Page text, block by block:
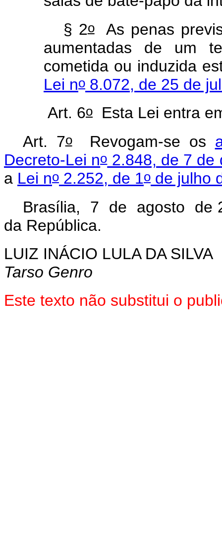
§ 2oAs penas
aumentadas de um
cometida ou induzida
Lei no 8.072, de 25 de
Art. 6o Esta Lei entra
Art. 7oRevogam-se os
Decreto-Lei no2.848, de 7 de
a Lei no 2.252, de 1o de julho
Brasília, 7 de agosto de
da República.
LUIZ INÁCIO LULA DA SILVA
Tarso Genro
Este texto não substitui o